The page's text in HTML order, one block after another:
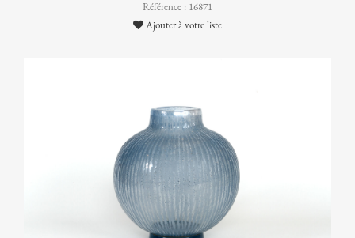
Référence : 16871
Ajouter à votre liste